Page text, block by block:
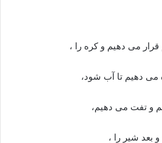
قرار می دهیم و کره را ،
می دهیم تا آب شود،
و تفت می دهیم،
بعد شیر را ،